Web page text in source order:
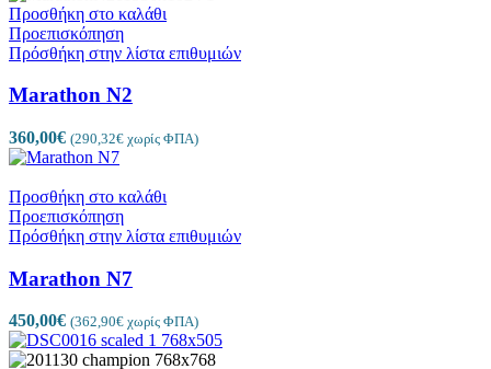
Προσθήκη στο καλάθι
Προεπισκόπηση
Πρόσθήκη στην λίστα επιθυμιών
Marathon N2
360,00€ (290,32€ χωρίς ΦΠΑ)
Προσθήκη στο καλάθι
Προεπισκόπηση
Πρόσθήκη στην λίστα επιθυμιών
Marathon N7
450,00€ (362,90€ χωρίς ΦΠΑ)